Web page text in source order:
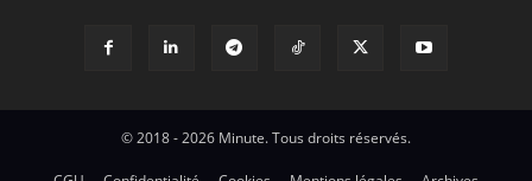
© 2018 - 2026 Minute. Tous droits réservés.